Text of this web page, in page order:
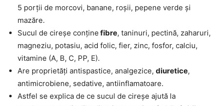
5 porții de morcovi, banane, roșii, pepene verde și
mazăre.
Sucul de cireșe conține fibre, taninuri, pectină, zaharuri,
magneziu, potasiu, acid folic, fier, zinc, fosfor, calciu,
vitamine (A, B, C, PP, E).
Are proprietăți antispastice, analgezice, diuretice,
antimicrobiene, sedative, antiinflamatoare.
Astfel se explica de ce sucul de cireșe ajută la